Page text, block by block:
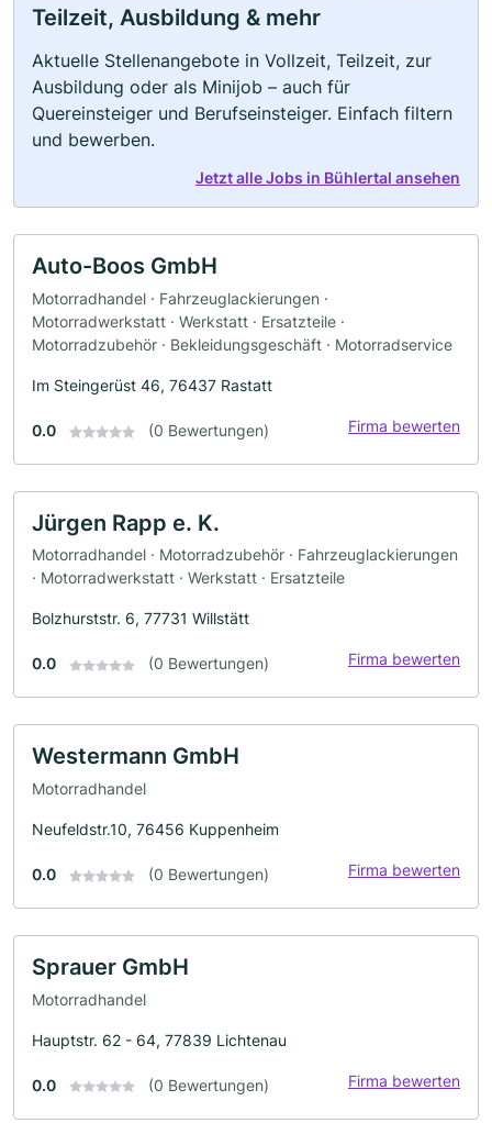
Teilzeit, Ausbildung & mehr
Aktuelle Stellenangebote in Vollzeit, Teilzeit, zur
Ausbildung oder als Minijob – auch für
Quereinsteiger und Berufseinsteiger. Einfach filtern
und bewerben.
Jetzt alle Jobs in Bühlertal ansehen
Auto-Boos GmbH
Motorradhandel · Fahrzeuglackierungen ·
Motorradwerkstatt · Werkstatt · Ersatzteile ·
Motorradzubehör · Bekleidungsgeschäft · Motorradservice
Im Steingerüst 46, 76437 Rastatt
0.0 (0 Bewertungen) Firma bewerten
Jürgen Rapp e. K.
Motorradhandel · Motorradzubehör · Fahrzeuglackierungen
· Motorradwerkstatt · Werkstatt · Ersatzteile
Bolzhurststr. 6, 77731 Willstätt
0.0 (0 Bewertungen) Firma bewerten
Westermann GmbH
Motorradhandel
Neufeldstr.10, 76456 Kuppenheim
0.0 (0 Bewertungen) Firma bewerten
Sprauer GmbH
Motorradhandel
Hauptstr. 62 - 64, 77839 Lichtenau
0.0 (0 Bewertungen) Firma bewerten